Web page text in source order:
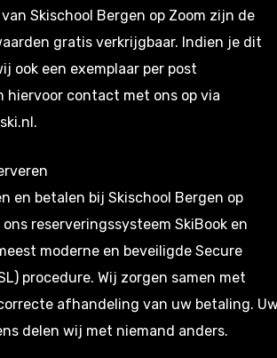
Skischool Bergen op Zoom zijn de
gratis verkrijgbaar. Indien je dit
ook een exemplaar per post
hiervoor contact met ons op via
en betalen bij Skischool Bergen op
reserveringssysteem SkiBook en
moderne en beveiligde Secure
procedure. Wij zorgen samen met
afhandeling van uw betaling.
delen wij met niemand anders.